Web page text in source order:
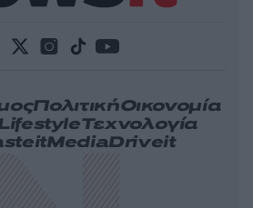
ΠολιτικήΟικονομία
Τεχνολογία
MediaDriveit